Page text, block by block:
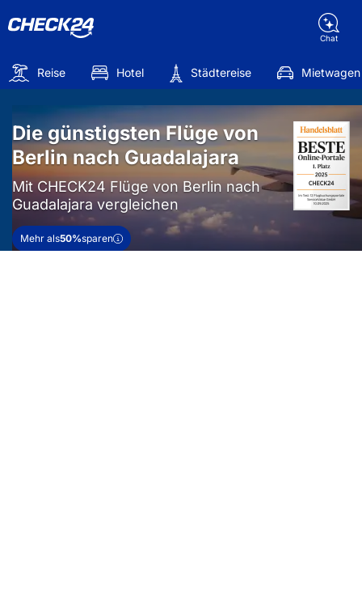
Chat
Reise Hotel Städtereise Mietwagen
Die günstigsten Flüge von
Berlin nach Guadalajara
Mit CHECK24 Flüge von Berlin nach
Guadalajara vergleichen
Mehr als50%sparen